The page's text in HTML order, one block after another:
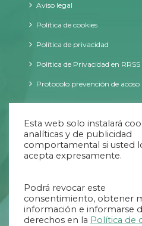
Aviso legal
Política de cookies
Política de privacidad
Política de Privacidad en RRSS
Protocolo prevención de acoso
984 707 034
654 639 769
Esta web solo instalará
analíticas y de publicidad
comportamental si usted
acepta expresamente.
Podrá revocar este
consentimiento, obtener
información e informarse
derechos en la Política de